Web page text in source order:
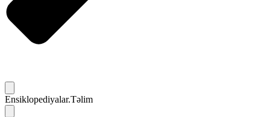
Ensiklopediyalar.Təlim